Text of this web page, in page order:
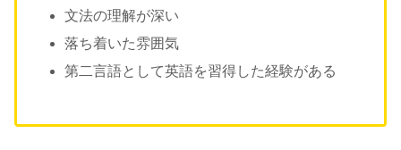
文法の理解が深い
落ち着いた雰囲気
第二言語として英語を習得した経験がある